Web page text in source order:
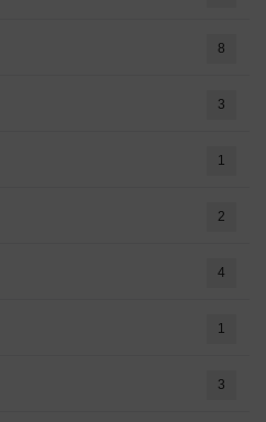
8
3
1
2
4
1
3